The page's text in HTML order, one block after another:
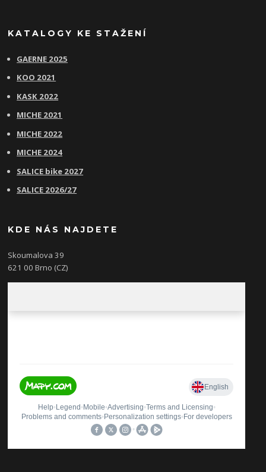
KATALOGY KE STAŽENÍ
GAERNE 2025
KOO 2021
KASK 2022
MICHE 2021
MICHE 2022
MICHE 2024
SALICE bike 2027
SALICE 2026/27
KDE NÁS NAJDETE
Skoumalova 39
621 00 Brno (CZ)